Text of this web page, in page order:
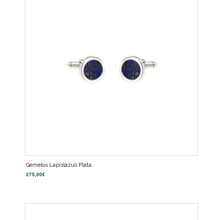
Gemelos Lapislázuli Plata
275,00€